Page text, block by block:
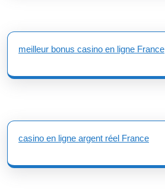
meilleur bonus casino en ligne France
casino en ligne argent réel France